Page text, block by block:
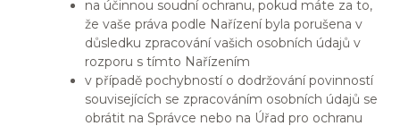
na účinnou soudní ochranu, pokud máte za to,
že vaše práva podle Nařízení byla porušena v
důsledku zpracování vašich osobních údajů v
rozporu s tímto Nařízením
v případě pochybností o dodržování povinností
souvisejících se zpracováním osobních údajů se
obrátit na Správce nebo na Úřad pro ochranu